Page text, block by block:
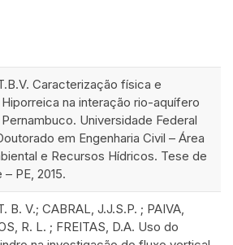
Caracterização física e
na interação rio-aquífero
Universidade Federal
em Engenharia Civil – Área
e Recursos Hídricos. Tese de
PE, 2015.
B. V.; CABRAL, J.J.S.P. ; PAIVA,
R. L. ; FREITAS, D.A. Uso do